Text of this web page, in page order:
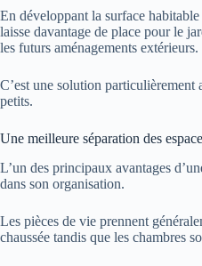
En développant la surface
laisse davantage de place pour le
les futurs aménagements extérieurs.
C’est une solution particulièrement
petits.
Une meilleure séparation des
L’un des principaux avantages
dans son organisation.
Les pièces de vie prennent
chaussée tandis que les chambres